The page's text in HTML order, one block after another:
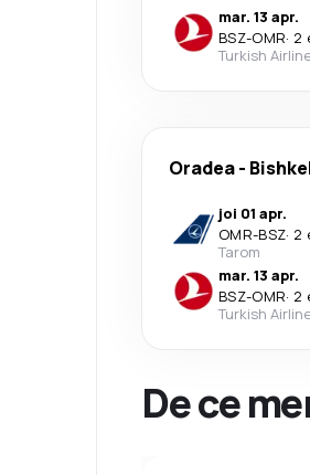
mar. 13 apr.
BSZ-OMR· 2
Turkish
Oradea-
joi 01 apr.
OMR-BSZ· 2
Tarom
mar. 13 apr.
BSZ-OMR· 2
Turkish
De ce